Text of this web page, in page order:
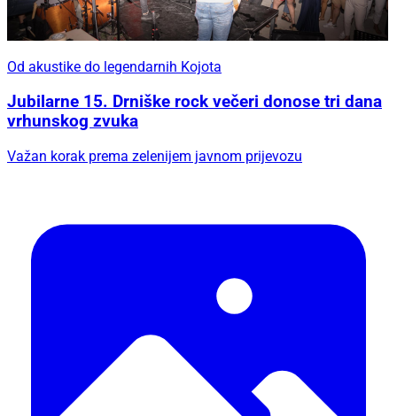
Od akustike do legendarnih Kojota
Jubilarne 15. Drniške rock večeri donose tri dana
vrhunskog zvuka
Važan korak prema zelenijem javnom prijevozu